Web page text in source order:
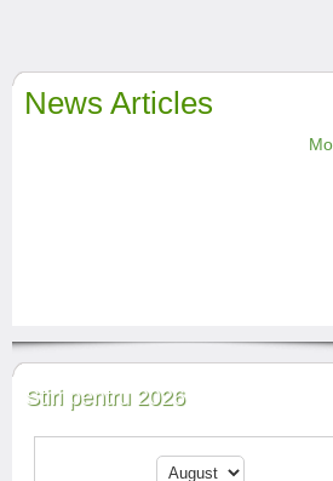
News Articles
Stiri pentru 2026